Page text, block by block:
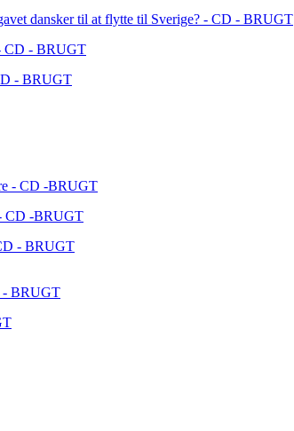
dansker til at flytte til Sverige? - CD - BRUGT
- BRUGT
- CD -BRUGT
- BRUGT